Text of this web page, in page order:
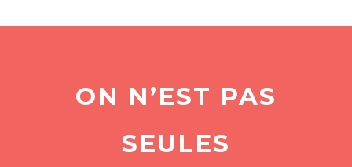
ON N’EST PAS
SEULES